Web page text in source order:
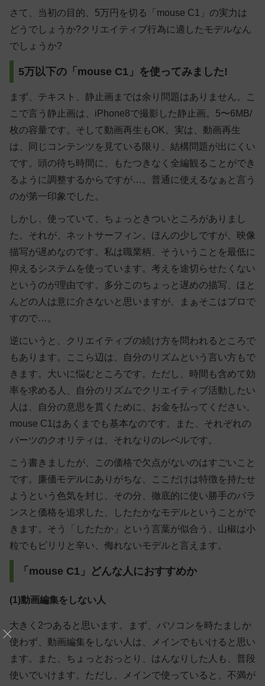
さて、当初の目的、5万円を切る「mouse C1」の実力は
どうでしょうか?クリエイティブ行為に適したモデルなん
でしょうか?
5万以下の「mouse C1」を使ってみました!
まず、テキスト、静止画までは余り問題はありません。こ
こで言う静止画は、iPhone8で撮影した静止画。5〜6MB/
枚の容量です。そして動画再生もOK。実は、動画再生
は、同じコンテンツを見ている限り、結構問題が出にくい
です。頭の待ち時間に、もたつきなく全編観ることができ
るように調整するからですが…。普通に使えるなぁと言う
のが第一印象でした。
しかし、使っていて、ちょっときついところがありまし
た。それが、ネットサーフィン。ほんの少しですが、映像
描写が遅めなのです。私は職業柄、そういうことを最低に
抑えるシステムを使っています。考えを途切らせたくない
というのが理由です。多分このちょっと遅めの描写、ほと
んどの人は意に介さないと思いますが、まぁそこはプロで
すので…。
逆にいうと、クリエイティブの続け方を問われるところで
もあります。ここら辺は、自分のリズムという言い方もで
きます。大いに悩むところです。ただし、時間も含めて効
率を求める人、自分のリズムでクリエイティブ活動したい
人は、自分の意思を貫くために、お金を払ってください。
mouse C1はあくまでも基本なのです。また、それぞれの
パーツのクオリティは、それなりのレベルです。
こう書きましたが、この価格で欠点がないのはすごいこと
です。廉価モデルにありがちな、ここだけは特徴を持たせ
ようという色気を封じ、その分、徹底的に使い勝手のバラ
ンスと価格を追求した、したたかなモデルということがで
きます。そう「したたか」という言葉が似合う、山椒は小
粒でもピリリと辛い、侮れないモデルと言えます。
「mouse C1」どんな人におすすめか
(1)動画編集をしない人
大きく2つあると思います。まず、パソコンを時たましか
使わず、動画編集をしない人は、メインでもいけると思い
ます。また、ちょっとおっとり、はんなりした人も、普段
使いでいけます。ただし、メインで使っていると、不満が